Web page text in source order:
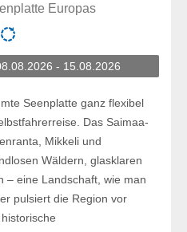
Europas
- 15.08.2026
Seenplatte ganz flexibel
Das Saimaa-
Mikkeli und
Wäldern, glasklaren
– eine Landschaft, wie man
pulsiert die Region vor